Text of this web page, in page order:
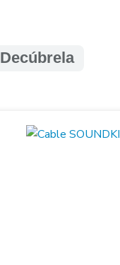
Decúbrela